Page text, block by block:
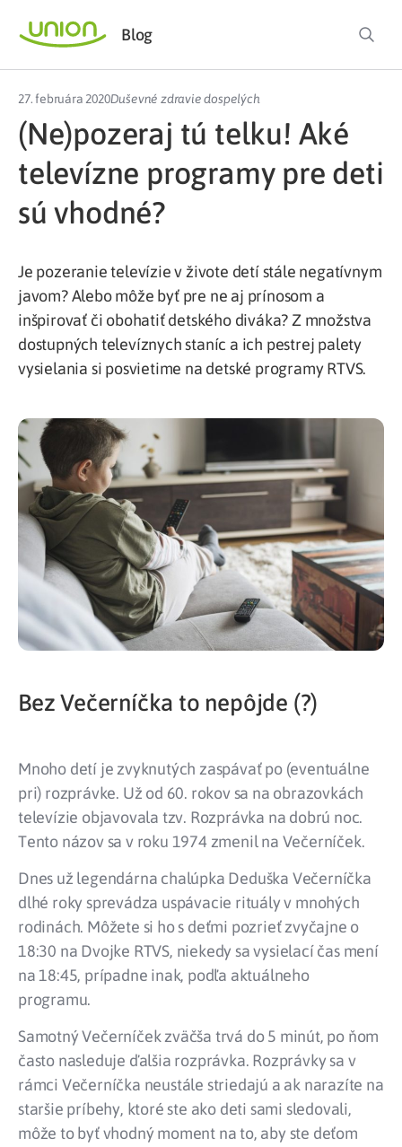
Blog
27. februára 2020Duševné zdravie dospelých
(Ne)pozeraj tú telku! Aké
televízne programy pre deti
sú vhodné?
Je pozeranie televízie v živote detí stále negatívnym
javom? Alebo môže byť pre ne aj prínosom a
inšpirovať či obohatiť detského diváka? Z množstva
dostupných televíznych staníc a ich pestrej palety
vysielania si posvietime na detské programy RTVS.
Bez Večerníčka to nepôjde (?)
Mnoho detí je zvyknutých zaspávať po (eventuálne
pri) rozprávke. Už od 60. rokov sa na obrazovkách
televízie objavovala tzv. Rozprávka na dobrú noc.
Tento názov sa v roku 1974 zmenil na Večerníček.
Dnes už legendárna chalúpka Deduška Večerníčka
dlhé roky sprevádza uspávacie rituály v mnohých
rodinách. Môžete si ho s deťmi pozrieť zvyčajne o
18:30 na Dvojke RTVS, niekedy sa vysielací čas mení
na 18:45, prípadne inak, podľa aktuálneho
programu.
Samotný Večerníček zväčša trvá do 5 minút, po ňom
často nasleduje ďalšia rozprávka. Rozprávky sa v
rámci Večerníčka neustále striedajú a ak narazíte na
staršie príbehy, ktoré ste ako deti sami sledovali,
môže to byť vhodný moment na to, aby ste deťom